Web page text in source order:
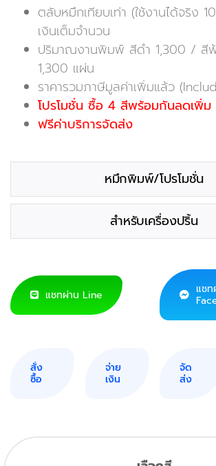
ตลับหมึกเทียบเท่า (ใช้งานได้จริง
เงินเต็มจำนวน
ปริมาณงานพิมพ์ สีดำ 1,300 / สีฟ้
1,300 แผ่น
ราคารวมภาษีมูลค่าเพิ่มแล้ว
โปรโมชั่น ซื้อ 4 สีพร้อมกันลดเพิ่
ฟรีค่าบริการจัดส่ง
หมึกพิมพ์/โปรโมชั่น
สำหรับเครื่องปริ้น
แชทผ่าน Line
แชท
สั่ง
ซื้อ
จ่าย
เงิน
จัด
ส่ง